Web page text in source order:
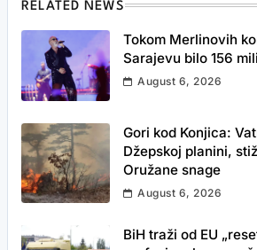
RELATED NEWS
Tokom Merlinovih
Sarajevu bilo 156
August 6, 2026
Gori kod Konjica:
Džepskoj planini,
Oružane snage
August 6, 2026
BiH traži od EU